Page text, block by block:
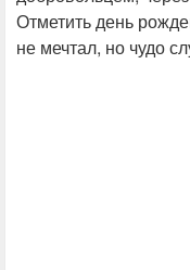
Отметить день
не мечтал, но чудо